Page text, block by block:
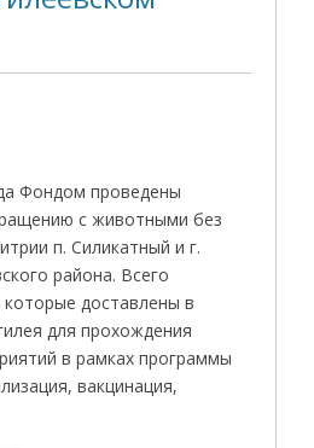
Фондом проведены
с животными без
п. Силикатный и г.
района. Всего
доставлены в
для прохождения
в рамках программы
вакцинация,